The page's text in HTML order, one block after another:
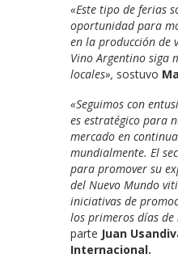
«Este tipo de ferias
oportunidad para
en la producción de
Vino Argentino siga
locales», sostuvo
«Seguimos con
es estratégico para
mercado en
mundialmente. El
para promover su
del Nuevo Mundo
iniciativas de
los primeros días de
parte Juan
Internacional.